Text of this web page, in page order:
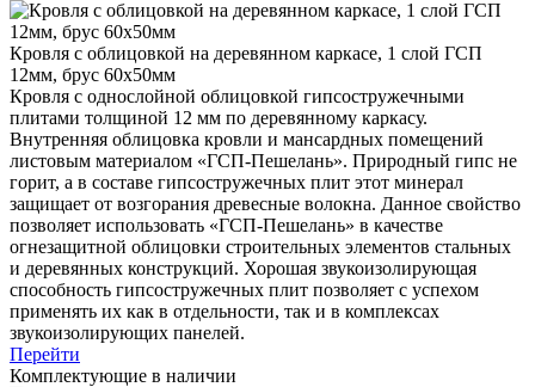
Кровля с облицовкой на деревянном каркасе, 1 слой ГСП
12мм, брус 60х50мм
Кровля с однослойной облицовкой гипсостружечными
плитами толщиной 12 мм по деревянному каркасу.
Внутренняя облицовка кровли и мансардных помещений
листовым материалом «ГСП-Пешелань». Природный гипс не
горит, а в составе гипсостружечных плит этот минерал
защищает от возгорания древесные волокна. Данное свойство
позволяет использовать «ГСП-Пешелань» в качестве
огнезащитной облицовки строительных элементов стальных
и деревянных конструкций. Хорошая звукоизолирующая
способность гипсостружечных плит позволяет с успехом
применять их как в отдельности, так и в комплексах
звукоизолирующих панелей.
Перейти
Комплектующие в наличии